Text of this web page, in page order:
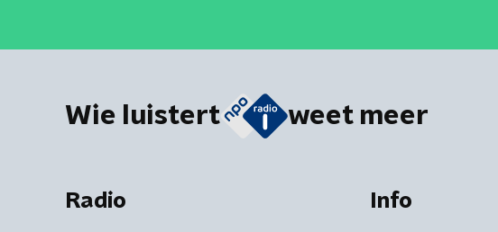
Wie luistert weet meer
Radio Info